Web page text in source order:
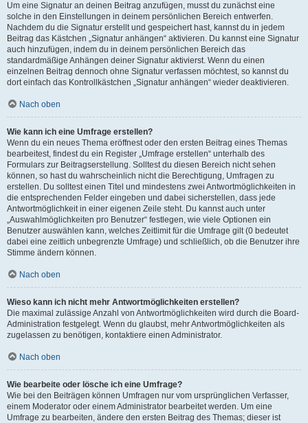
Um eine Signatur an deinen Beitrag anzufügen, musst du zunächst eine
solche in den Einstellungen in deinem persönlichen Bereich entwerfen.
Nachdem du die Signatur erstellt und gespeichert hast, kannst du in jedem
Beitrag das Kästchen „Signatur anhängen“ aktivieren. Du kannst eine Signatur
auch hinzufügen, indem du in deinem persönlichen Bereich das
standardmäßige Anhängen deiner Signatur aktivierst. Wenn du einen
einzelnen Beitrag dennoch ohne Signatur verfassen möchtest, so kannst du
dort einfach das Kontrollkästchen „Signatur anhängen“ wieder deaktivieren.
Nach oben
Wie kann ich eine Umfrage erstellen?
Wenn du ein neues Thema eröffnest oder den ersten Beitrag eines Themas
bearbeitest, findest du ein Register „Umfrage erstellen“ unterhalb des
Formulars zur Beitragserstellung. Solltest du diesen Bereich nicht sehen
können, so hast du wahrscheinlich nicht die Berechtigung, Umfragen zu
erstellen. Du solltest einen Titel und mindestens zwei Antwortmöglichkeiten in
die entsprechenden Felder eingeben und dabei sicherstellen, dass jede
Antwortmöglichkeit in einer eigenen Zeile steht. Du kannst auch unter
„Auswahlmöglichkeiten pro Benutzer“ festlegen, wie viele Optionen ein
Benutzer auswählen kann, welches Zeitlimit für die Umfrage gilt (0 bedeutet
dabei eine zeitlich unbegrenzte Umfrage) und schließlich, ob die Benutzer ihre
Stimme ändern können.
Nach oben
Wieso kann ich nicht mehr Antwortmöglichkeiten erstellen?
Die maximal zulässige Anzahl von Antwortmöglichkeiten wird durch die Board-
Administration festgelegt. Wenn du glaubst, mehr Antwortmöglichkeiten als
zugelassen zu benötigen, kontaktiere einen Administrator.
Nach oben
Wie bearbeite oder lösche ich eine Umfrage?
Wie bei den Beiträgen können Umfragen nur vom ursprünglichen Verfasser,
einem Moderator oder einem Administrator bearbeitet werden. Um eine
Umfrage zu bearbeiten, ändere den ersten Beitrag des Themas; dieser ist